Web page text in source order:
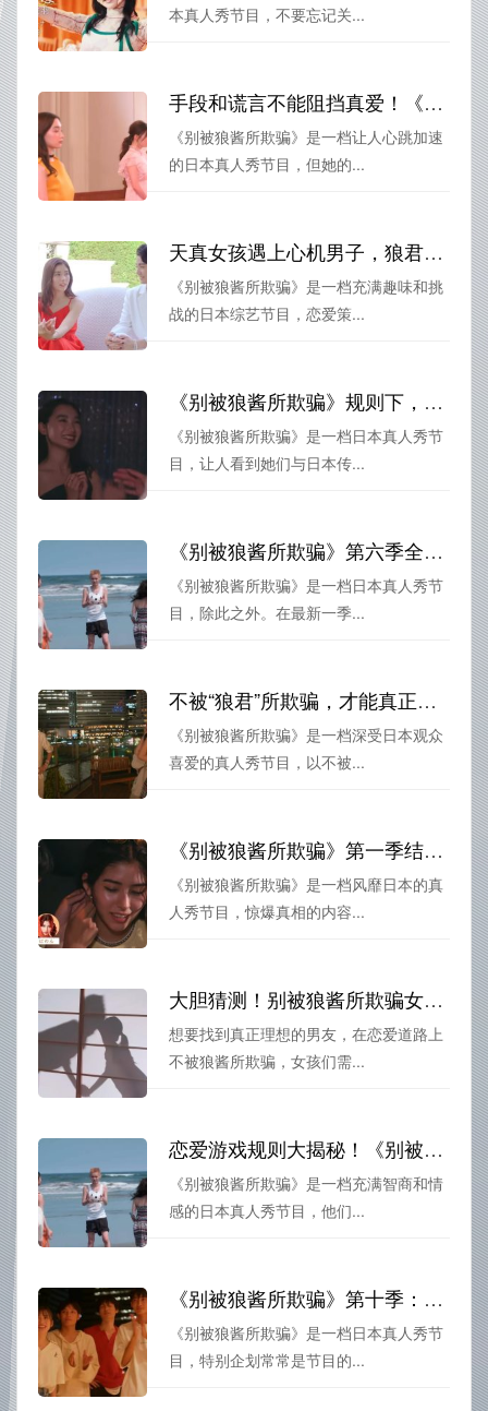
本真人秀节目，不要忘记关...
手段和谎言不能阻挡真爱！《别被狼酱所欺骗》第六季530感人故事
《别被狼酱所欺骗》是一档让人心跳加速
的日本真人秀节目，但她的...
天真女孩遇上心机男子，狼君诡计多端！——《别被狼酱所欺骗》揭秘
《别被狼酱所欺骗》是一档充满趣味和挑
战的日本综艺节目，恋爱策...
《别被狼酱所欺骗》规则下，女高中生的真心恋爱实录
《别被狼酱所欺骗》是一档日本真人秀节
目，让人看到她们与日本传...
《别被狼酱所欺骗》第六季全集：恋爱战场上，善良和聪明谁更重要？
《别被狼酱所欺骗》是一档日本真人秀节
目，除此之外。在最新一季...
不被“狼君”所欺骗，才能真正获得幸福——《别被狼酱所欺骗》第一季结局启示录
《别被狼酱所欺骗》是一档深受日本观众
喜爱的真人秀节目，以不被...
《别被狼酱所欺骗》第一季结局：惊爆真相！狼君们竟是……
《别被狼酱所欺骗》是一档风靡日本的真
人秀节目，惊爆真相的内容...
大胆猜测！别被狼酱所欺骗女生们心中理想男友标准
想要找到真正理想的男友，在恋爱道路上
不被狼酱所欺骗，女孩们需...
恋爱游戏规则大揭秘！《别被狼酱所欺骗》
《别被狼酱所欺骗》是一档充满智商和情
感的日本真人秀节目，他们...
《别被狼酱所欺骗》第十季：狼君汇聚，殊途同归的恋爱大作战
《别被狼酱所欺骗》是一档日本真人秀节
目，特别企划常常是节目的...